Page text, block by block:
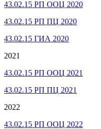
43.02.15 РП ООЦ 2020
43.02.15 РП ПЦ 2020
43.02.15 ГИА 2020
2021
43.02.15 РП ООЦ 2021
43.02.15 РП ПЦ 2021
2022
43.02.15 РП ООЦ 2022